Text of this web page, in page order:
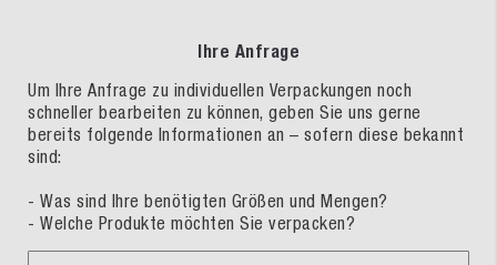
Ihre Anfrage
Um Ihre Anfrage zu individuellen Verpackungen noch
schneller bearbeiten zu können, geben Sie uns gerne
bereits folgende Informationen an – sofern diese bekannt
sind:
- Was sind Ihre benötigten Größen und Mengen?
- Welche Produkte möchten Sie verpacken?